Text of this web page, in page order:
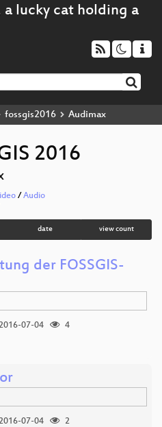
fossgis2016 Audimax
2016
/ Audio
date view count
der FOSSGIS-
2016-07-04
4
2016-07-04
2